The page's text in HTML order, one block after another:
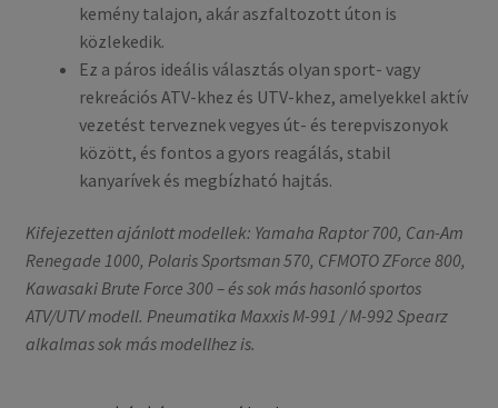
kemény talajon, akár aszfaltozott úton is
közlekedik.
Ez a páros ideális választás olyan sport- vagy
rekreációs ATV-khez és UTV-khez, amelyekkel aktív
vezetést terveznek vegyes út- és terepviszonyok
között, és fontos a gyors reagálás, stabil
kanyarívek és megbízható hajtás.
Kifejezetten ajánlott modellek: Yamaha Raptor 700, Can-Am
Renegade 1000, Polaris Sportsman 570, CFMOTO ZForce 800,
Kawasaki Brute Force 300 – és sok más hasonló sportos
ATV/UTV modell. Pneumatika Maxxis M-991 / M-992 Spearz
alkalmas sok más modellhez is.